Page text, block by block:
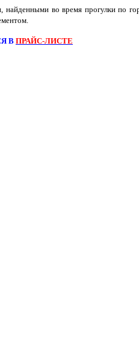
во время прогулки по
В ПРАЙС-ЛИСТЕ